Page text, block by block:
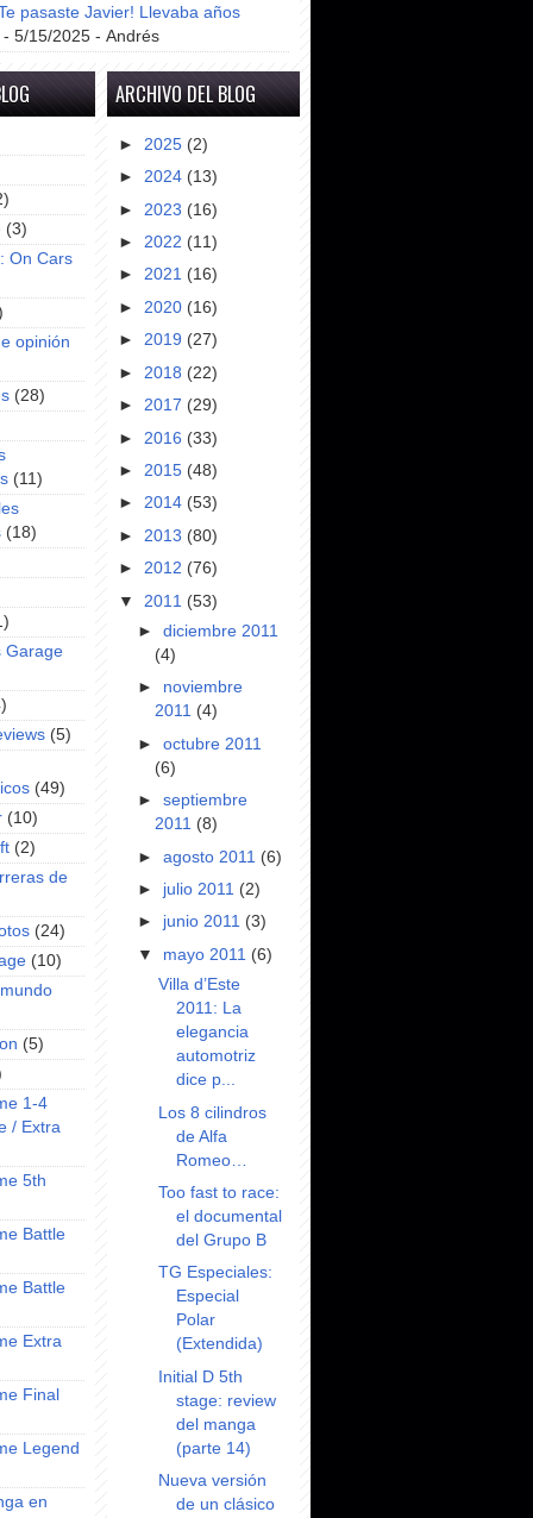
pasaste Javier! Llevaba años
- 5/15/2025 - Andrés
(3)
On Cars
opinión
(28)
(11)
(18)
Garage
(5)
(49)
(10)
(2)
de
(24)
(10)
(5)
1-4
/ Extra
5th
Battle
Battle
Extra
Final
Legend
en
ARCHIVO DEL BLOG
► 2025 (2)
► 2024 (13)
► 2023 (16)
► 2022 (11)
► 2021 (16)
► 2020 (16)
► 2019 (27)
► 2018 (22)
► 2017 (29)
► 2016 (33)
► 2015 (48)
► 2014 (53)
► 2013 (80)
► 2012 (76)
▼ 2011 (53)
►diciembre 2011
(4)
► noviembre
2011 (4)
►octubre 2011
(6)
►septiembre
2011 (8)
►agosto 2011 (6)
► julio 2011 (2)
► junio 2011 (3)
▼ mayo 2011 (6)
Villa d’Este
2011: La
elegancia
automotriz
dice p...
Los 8 cilindros
de Alfa
Romeo…
Too fast to race:
el documental
del Grupo B
TG Especiales:
Especial
Polar
(Extendida)
Initial D 5th
stage: review
del manga
(parte 14)
Nueva versión
de un clásico